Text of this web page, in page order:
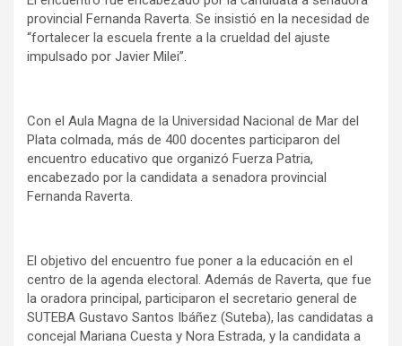
ce
b
o
k
se
n
g
tt
er
at
s
A
p
e
gr
ail tF
ri
dl
y
provincial Fernanda Raverta. Se insistió en la necesidad de
“fortalecer la escuela frente a la crueldad del ajuste
impulsado por Javier Milei”.
Con el Aula Magna de la Universidad Nacional de Mar del
Plata colmada, más de 400 docentes participaron del
encuentro educativo que organizó Fuerza Patria,
encabezado por la candidata a senadora provincial
Fernanda Raverta.
El objetivo del encuentro fue poner a la educación en el
centro de la agenda electoral. Además de Raverta, que fue
la oradora principal, participaron el secretario general de
SUTEBA Gustavo Santos Ibáñez (Suteba), las candidatas a
concejal Mariana Cuesta y Nora Estrada, y la candidata a